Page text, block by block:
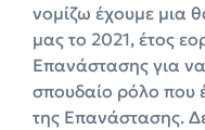
νομίζω έχουμε μια
μας το 2021, έτος
Επανάστασης για
σπουδαίο ρόλο που
της Επανάστασης.